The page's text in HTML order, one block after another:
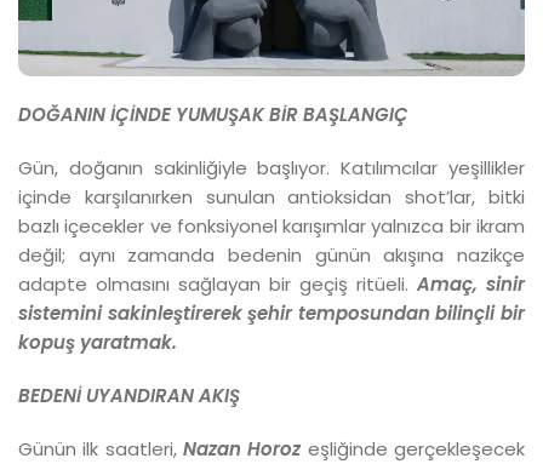
DOĞANIN İÇİNDE YUMUŞAKBİR BAŞLANGIÇ
Gün, doğanın sakinliğiyle başlıyor. Katılımcılar yeşillikler
içinde karşılanırken sunulan antioksidan shot’lar, bitki
bazlı içecekler ve fonksiyonel karışımlar yalnızca bir ikram
değil; aynı zamanda bedenin günün akışına nazikçe
adapte olmasını sağlayan bir geçiş ritüeli. Amaç, sinir
sistemini sakinleştirerek şehir temposundan bilinçli bir
kopuş yaratmak.
BEDENİ UYANDIRAN AKIŞ
Günün ilk saatleri, Nazan Horozeşliğinde gerçekleşecek